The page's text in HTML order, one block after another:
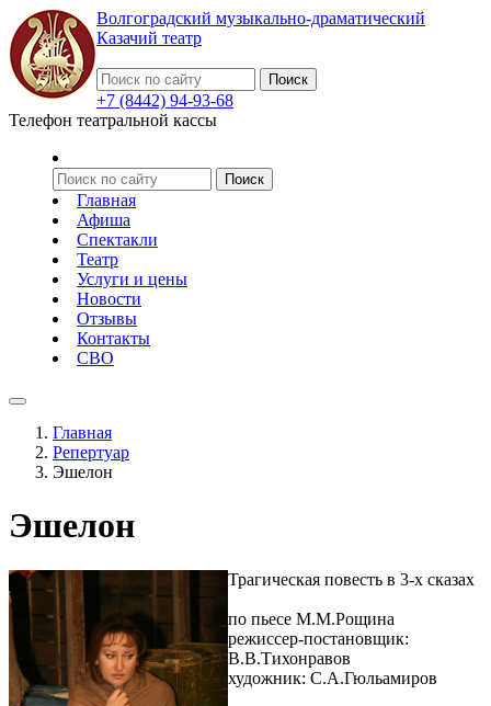
Волгоградский музыкально-драматический
Казачий театр
+7 (8442) 94-93-68
Телефон театральной кассы
Главная
Афиша
Спектакли
Театр
Услуги и цены
Новости
Отзывы
Контакты
СВО
Главная
Репертуар
Эшелон
Эшелон
Трагическая повесть в 3-х сказах
по пьесе М.М.Рощина
режиссер-постановщик:
В.В.Тихонравов
художник: С.А.Гюльамиров